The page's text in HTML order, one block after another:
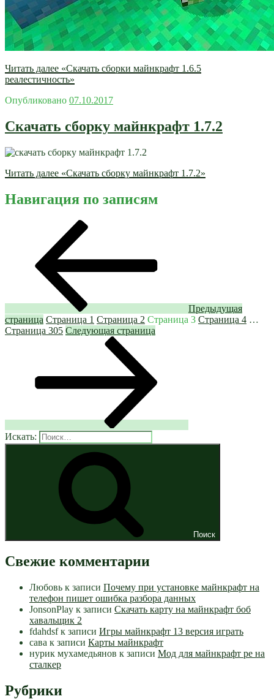
Читать далее «Скачать сборки майнкрафт 1.6.5
реалестичность»
Опубликовано 07.10.2017
Скачать сборку майнкрафт 1.7.2
Читать далее «Скачать сборку майнкрафт 1.7.2»
Навигация по записям
Предыдущая
страница Страница 1 Страница 2 Страница 3 Страница 4 …
Страница 305 Следующая страница
Искать:
Поиск
Свежие комментарии
Любовь к записи Почему при установке майнкрафт на
телефон пишет ошибка разбора данных
JonsonPlay к записи Скачать карту на майнкрафт боб
хавальщик 2
fdahdsfк записи Игры майнкрафт 13 версия играть
сава к записи Карты майнкрафт
нурик мухамедьянов к записи Мод для майнкрафт pe на
сталкер
Рубрики